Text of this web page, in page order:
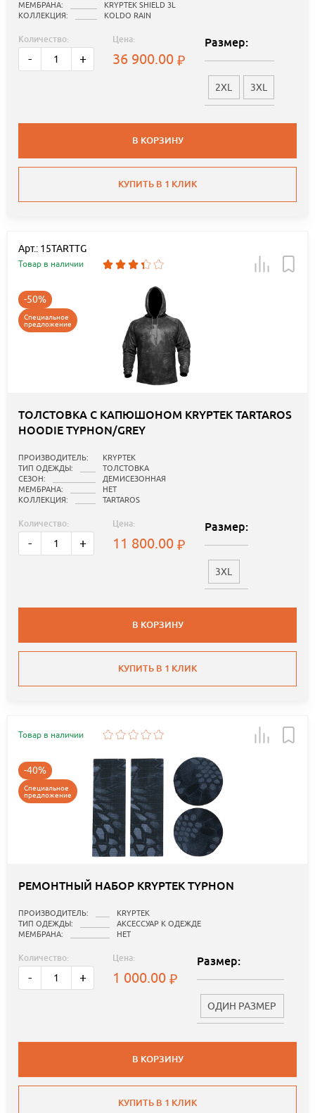
МЕМБРАНА:
KRYPTEK SHIELD 3L
КОЛЛЕКЦИЯ:
KOLDO RAIN
Количество:
- +
Цена:
36 900.00
Размер:
2XL 3XL
В КОРЗИНУ
КУПИТЬ В 1 КЛИК
Арт.: 15TARTTG
Товар в наличии
-50%
Специальное
предложение
ТОЛСТОВКА С КАПЮШОНОМ KRYPTEK TARTAROS
HOODIE TYPHON/GREY
ПРОИЗВОДИТЕЛЬ:
KRYPTEK
ТИП ОДЕЖДЫ:
ТОЛСТОВКА
СЕЗОН:
ДЕМИСЕЗОННАЯ
МЕМБРАНА:
НЕТ
КОЛЛЕКЦИЯ:
TARTAROS
Количество:
- +
Цена:
11 800.00
Размер:
3XL
В КОРЗИНУ
КУПИТЬ В 1 КЛИК
Товар в наличии
-40%
Специальное
предложение
РЕМОНТНЫЙ НАБОР KRYPTEK TYPHON
ПРОИЗВОДИТЕЛЬ:
KRYPTEK
ТИП ОДЕЖДЫ:
АКСЕССУАР К ОДЕЖДЕ
МЕМБРАНА:
НЕТ
Количество:
- +
Цена:
1 000.00
Размер:
ОДИН РАЗМЕР
В КОРЗИНУ
КУПИТЬ В 1 КЛИК